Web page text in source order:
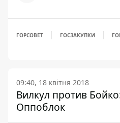
ГОРСОВЕТ ГОСЗАКУПКИ
09:40, 18 квітня 2018
Вилкул против
Оппоблок